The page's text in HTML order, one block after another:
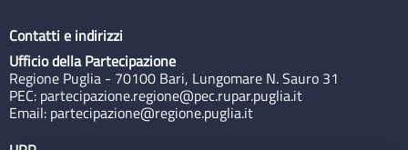
Contatti e indirizzi
Ufficio della Partecipazione
Regione Puglia - 70100 Bari, Lungomare N. Sauro 31
PEC: partecipazione.regione@pec.rupar.puglia.it
Email: partecipazione@regione.puglia.it